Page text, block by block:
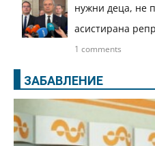
нужни деца, не
асистирана
1 comments
ЗАБАВЛЕНИЕ